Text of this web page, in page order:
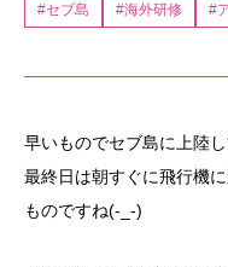
#セブ島 #海外研修 #
早いものでセブ島に上陸
最終日は朝すぐに飛行機
ものですね(-_-)